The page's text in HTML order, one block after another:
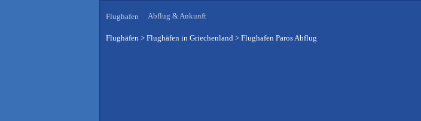
Flughafen Abflug & Ankunft
Flughäfen > Flughäfen in Griechenland > Flughafen Paros Abflug